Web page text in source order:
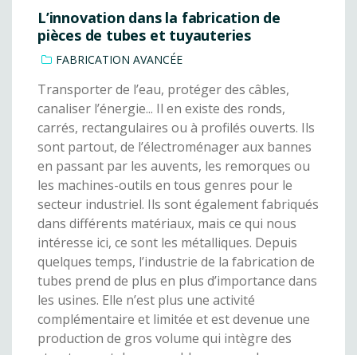
L’innovation dans la fabrication de
pièces de tubes et tuyauteries
FABRICATION AVANCÉE
Transporter de l’eau, protéger des câbles,
canaliser l’énergie... Il en existe des ronds,
carrés, rectangulaires ou à profilés ouverts. Ils
sont partout, de l’électroménager aux bannes
en passant par les auvents, les remorques ou
les machines-outils en tous genres pour le
secteur industriel. Ils sont également fabriqués
dans différents matériaux, mais ce qui nous
intéresse ici, ce sont les métalliques. Depuis
quelques temps, l’industrie de la fabrication de
tubes prend de plus en plus d’importance dans
les usines. Elle n’est plus une activité
complémentaire et limitée et est devenue une
production de gros volume qui intègre des